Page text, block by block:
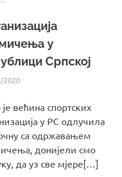
у
Српској
2020UREDNIK
ВИЈЕСТИ ИЗ СРС РС
је већина спортских
у РС одлучила
са одржавањем
донијели смо
да уз све мјере[…]